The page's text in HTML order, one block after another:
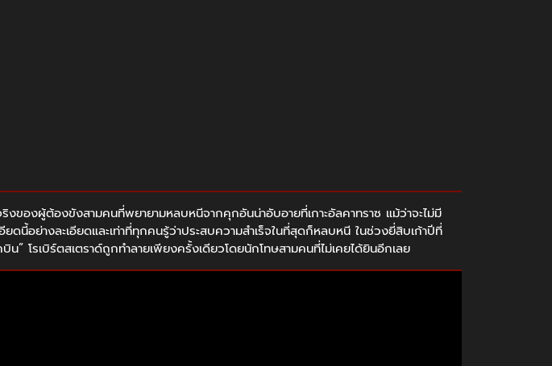
องผู้ต้องขังสามคนที่พยายามหลบหนีจากคุกอันน่าอับอายที่เกาะอัลคาทราซ แม้ว่าจะไม่มี
นี้อย่างละเอียดและเท่าที่ทุกคนรู้ว่าประสบความสำเร็จในที่สุดก็หลบหนี ในช่วงยี่สิบเก้าปีที่
โรเบิร์ตสเตราด์ถูกทำลายเพียงครั้งเดียวโดยนักโทษสามคนที่ไม่เคยได้ยินอีกเลย